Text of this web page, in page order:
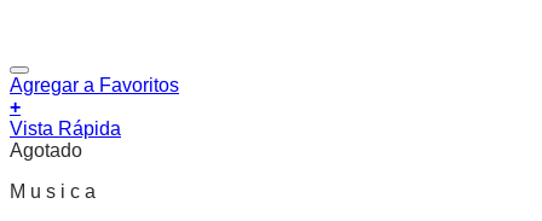
Agregar a Favoritos
+
Vista Rápida
Agotado
M u s i c a